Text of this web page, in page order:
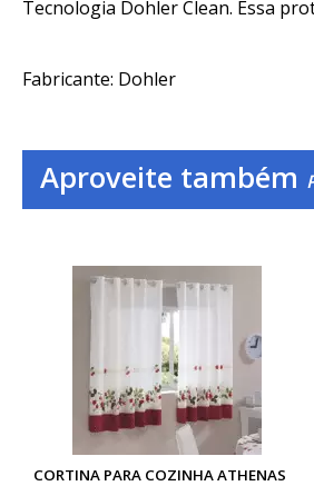
Tecnologia Dohler Clean. Essa
Fabricante: Dohler
Aproveite também
CORTINA PARA COZINHA ATHENAS